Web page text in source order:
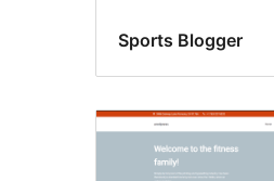
Sports Blogger